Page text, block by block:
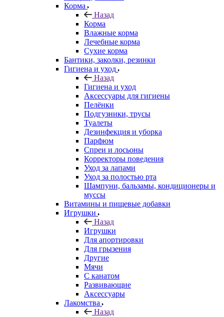
Корма
Назад
Корма
Влажные корма
Лечебные корма
Сухие корма
Бантики, заколки, резинки
Гигиена и уход
Назад
Гигиена и уход
Аксессуары для гигиены
Пелёнки
Подгузники, трусы
Туалеты
Дезинфекция и уборка
Парфюм
Спреи и лосьоны
Корректоры поведения
Уход за лапами
Уход за полостью рта
Шампуни, бальзамы, кондиционеры и
муссы
Витамины и пищевые добавки
Игрушки
Назад
Игрушки
Для апортировки
Для грызения
Другие
Мячи
С канатом
Развивающие
Аксессуары
Лакомства
Назад